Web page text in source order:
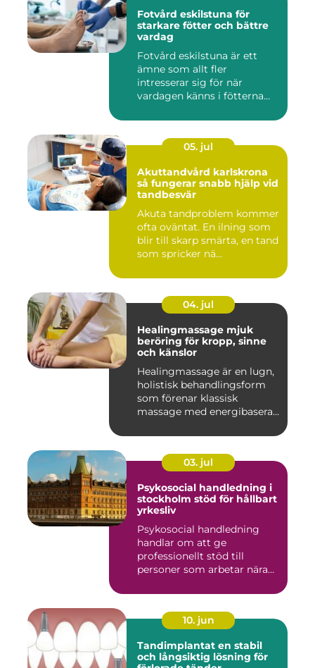
Fotvård eskilstuna för
starkare fötter och bättre
vardag
Fotvård eskilstuna är ett
ämne som allt fler
intresserar sig för när
vardagen känns i fötterna
05. jul
Akuttandvård karlskrona
så fungerar snabb hjälp vid
tandbesvär
Akuta tandproblem kommer
ofta oväntat. En ilning som
blir till skarp smärta, en tand
som spricker nä...
04. jul
Healingmassage mjuk
beröring för kropp, sinne
och känslor
Healingmassage är en lugn,
holistisk behandlingsform
som förenar klassisk
massage med energibaserad
03. jul
Psykosocial handledning i
stockholm stöd för hållbart
yrkesliv
Psykosocial handledning
handlar om att ge
professionellt stöd till
personer som arbetar nära
10. jun
Tandimplantat en stabil
och långsiktig lösning för